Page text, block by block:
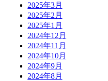
2025年3月
2025年2月
2025年1月
2024年12月
2024年11月
2024年10月
2024年9月
2024年8月